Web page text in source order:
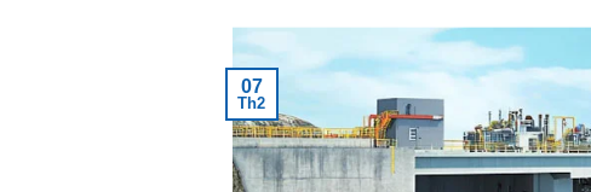
07
Th2